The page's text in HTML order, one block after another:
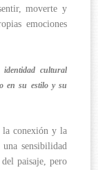
moverte y
emociones
cultural
en su estilo y su
la conexión y la
sensibilidad
del paisaje, pero